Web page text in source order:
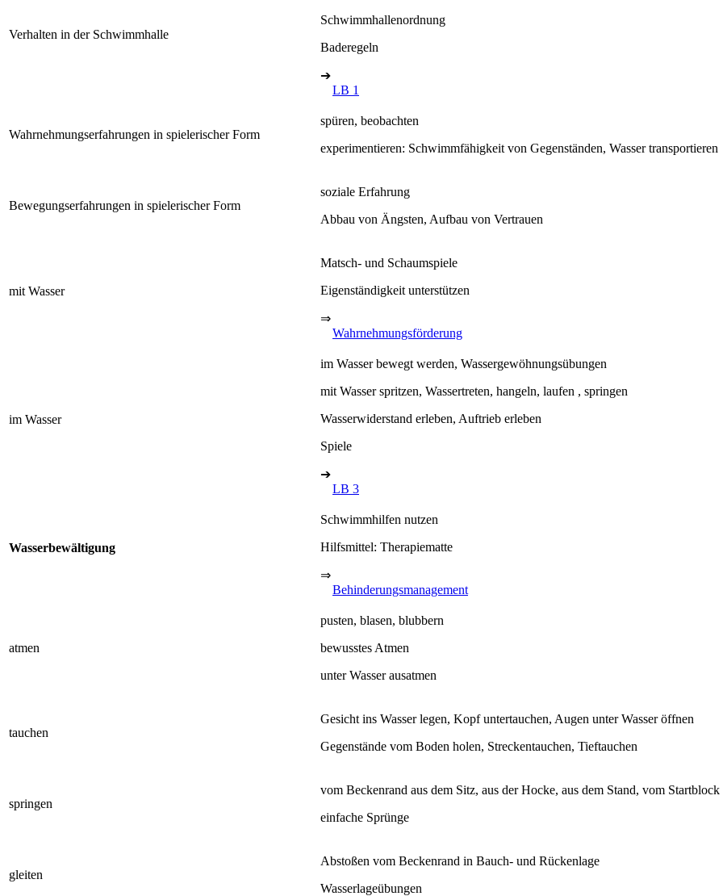
Verhalten in der Schwimmhalle
Schwimmhallenordnung
Baderegeln
➔
LB 1
Wahrnehmungserfahrungen in spielerischer Form
spüren, beobachten
experimentieren: Schwimmfähigkeit von Gegenständen, Wasser transportieren
Bewegungserfahrungen in spielerischer Form
soziale Erfahrung
Abbau von Ängsten, Aufbau von Vertrauen
mit Wasser
Matsch- und Schaumspiele
Eigenständigkeit unterstützen
⇒
Wahrnehmungsförderung
im Wasser
im Wasser bewegt werden, Wassergewöhnungsübungen
mit Wasser spritzen, Wassertreten, hangeln, laufen , springen
Wasserwiderstand erleben, Auftrieb erleben
Spiele
➔
LB 3
Wasserbewältigung
Schwimmhilfen nutzen
Hilfsmittel: Therapiematte
⇒
Behinderungsmanagement
atmen
pusten, blasen, blubbern
bewusstes Atmen
unter Wasser ausatmen
tauchen
Gesicht ins Wasser legen, Kopf untertauchen, Augen unter Wasser öffnen
Gegenstände vom Boden holen, Streckentauchen, Tieftauchen
springen
vom Beckenrand aus dem Sitz, aus der Hocke, aus dem Stand, vom Startblock
einfache Sprünge
gleiten
Abstoßen vom Beckenrand in Bauch- und Rückenlage
Wasserlageübungen